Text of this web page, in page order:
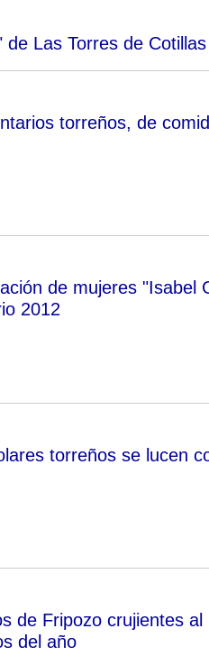
de Las Torres de Cotillas
torreños, de
de mujeres "Isabel
2012
torreños se lucen
de Fripozo crujientes
del año